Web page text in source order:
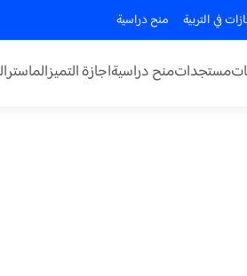
في التربية منح دراسية
مستجداتمنح دراسيةاجازة التميزالماستر